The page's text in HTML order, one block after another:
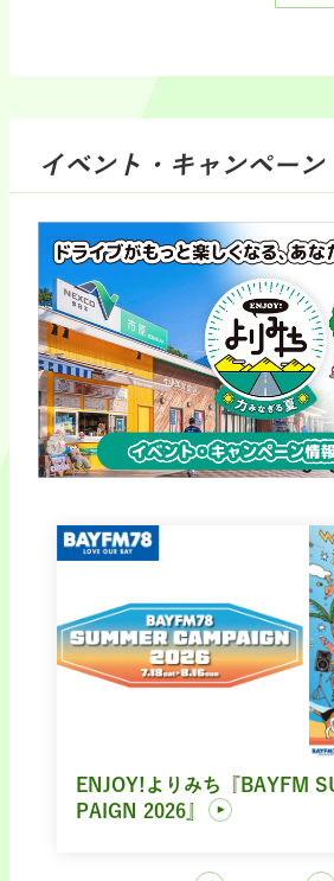
イベント・キャンペーン
ENJOY!よりみち『BAYFM
PAIGN 2026』